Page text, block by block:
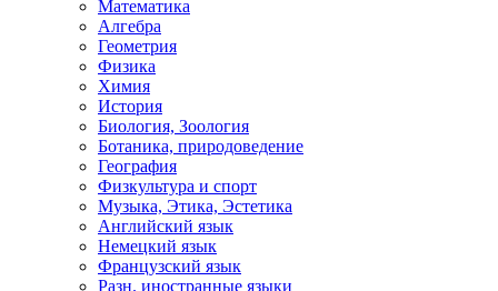
Математика
Алгебра
Геометрия
Физика
Химия
История
Биология, Зоология
Ботаника, природоведение
География
Физкультура и спорт
Музыка, Этика, Эстетика
Английский язык
Немецкий язык
Французский язык
Разн. иностранные языки